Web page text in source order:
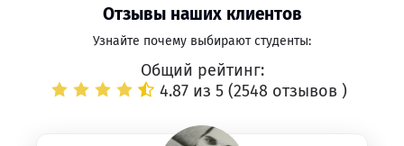
Отзывы наших клиентов
Узнайте почему выбирают студенты:
Общий рейтинг:
4.87 из 5 (2548 отзывов )